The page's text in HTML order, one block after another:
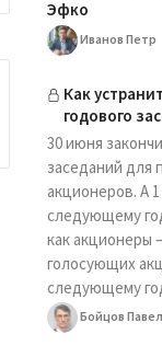
Эфко
Иванов Петр
Как
годового
30 июня
заседаний для
акционеров. А
следующему
как акционеры
голосующих
следующему
Бойцов Павел